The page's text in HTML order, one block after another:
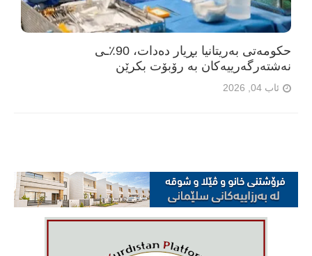
حکومەتی بەریتانیا بڕیار دەدات، 90٪ـی
نەشتەرگەرییەکان بە رۆبۆت بکرێن
ئاب 04, 2026